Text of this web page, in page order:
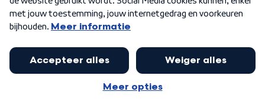
Algemene voorwaarden